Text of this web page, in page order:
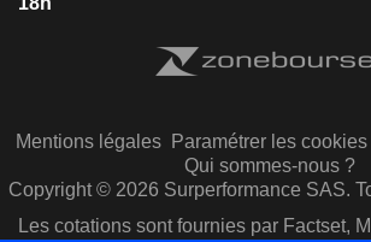
Mentions légales Paramétrer les cookies
Qui sommes-nous ?
Copyright © 2026 Surperformance SAS.
Les cotations sont fournies par Factset,